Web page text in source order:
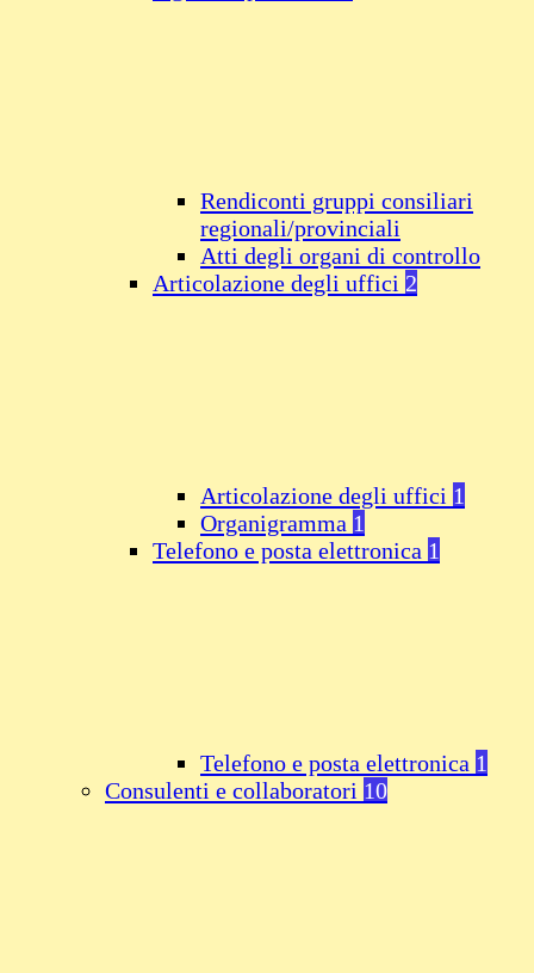
Rendiconti gruppi consiliari
regionali/provinciali
Atti degli organi di controllo
Articolazione degli uffici 2
Articolazione degli uffici 1
Organigramma 1
Telefono e posta elettronica 1
Telefono e posta elettronica 1
Consulenti e collaboratori 10